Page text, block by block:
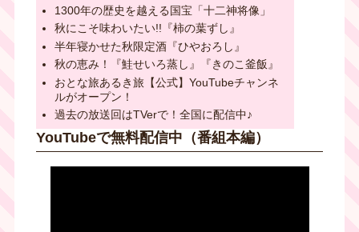
1300年の歴史を越える国宝「十二神将像」
秋にこそ味わいたい!!『柿の葉ずし』
半年寝かせた秋限定酒『ひやおろし』
秋の恵み！『鮭せいろ蒸し』『きのこ釜飯』
おとな旅あるき旅【公式】YouTubeチャンネ
ルがオープン！
過去の放送回はTVerで！全国に配信中♪
YouTubeで無料配信中（番組本編）